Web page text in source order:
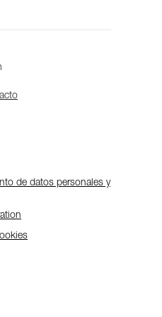
de datos personales y